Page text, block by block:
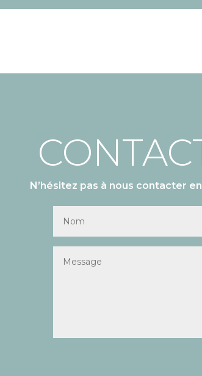
N’hésitez pas à nous contacter